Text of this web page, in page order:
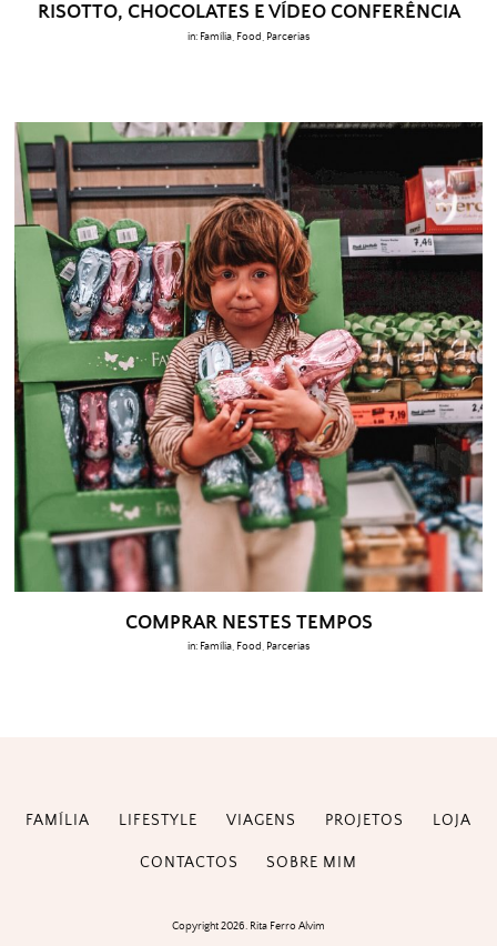
RISOTTO, CHOCOLATES E VÍDEO CONFERÊNCIA
in: Família Food Parcerias
COMPRAR NESTES TEMPOS
in: Família Food Parcerias
FAMÍLIA LIFESTYLE VIAGENS PROJETOS LOJA
CONTACTOS SOBRE MIM
Copyright 2026. Rita Ferro Alvim